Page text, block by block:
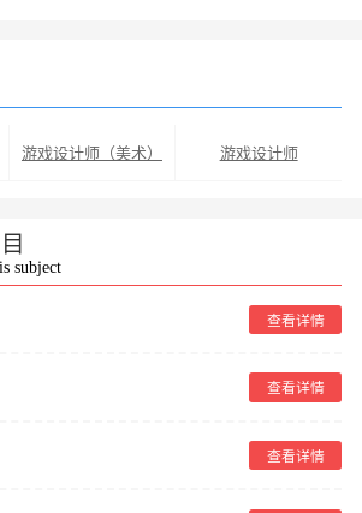
游戏设计师（美术） 游戏设计师
subject
查看详情
查看详情
查看详情